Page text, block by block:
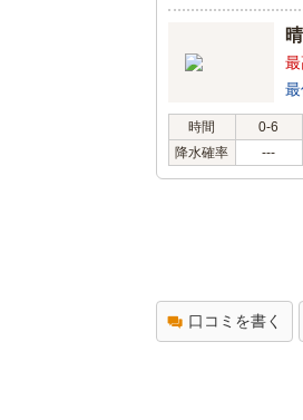
時間 0-6
降水確率
---
口コミを書く